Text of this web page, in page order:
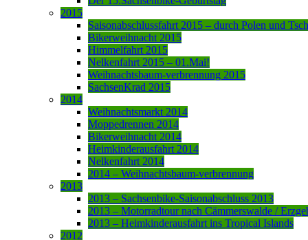
2015
Saisonabschlussfahrt 2015 – durch Polen und
Bikerweihnacht 2015
Himmelfahrt 2015
Nelkenfahrt 2015 – 01.Mai!
Weihnachtsbaum-verbrennung 2015
SachsenKrad 2015
2014
Weihnachtsmarkt 2014
Moppedrennen 2014
Bikerweihnacht 2014
Heimkinderausfahrt 2014
Nelkenfahrt 2014
2014 – Weihnachtsbaum-verbrennung
2013
2013 – Sachsenbike-Saisonabschluss 2013
2013 – Motorradtour nach Cämmerswalde /
2013 – Heimkinderausfahrt ins Tropical Islands
2012